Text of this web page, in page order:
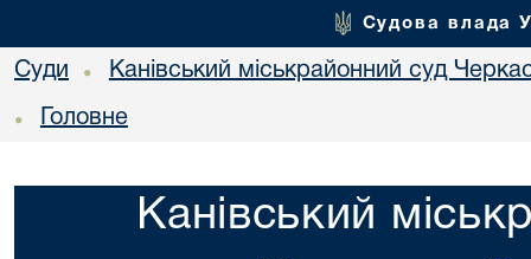
Судова влада
Суди • Канівський міськрайонний суд
• Головне
Канівський